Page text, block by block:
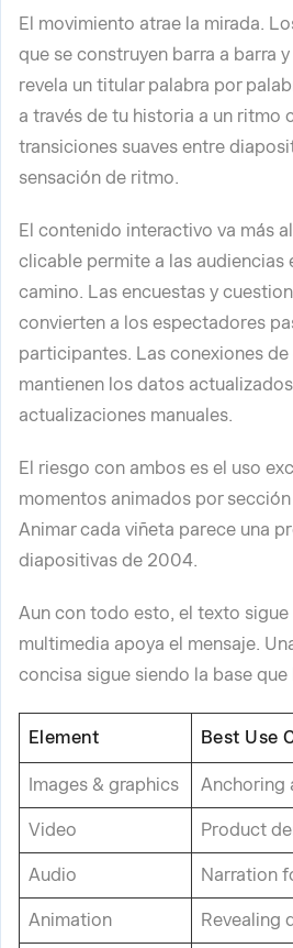
El movimiento atrae la mirada.
que se construyen barra a barra
revela un titular palabra por
a través de tu historia a un ritmo
transiciones suaves entre
sensación de ritmo.
El contenido interactivo va más
clicable permite a las audiencias
camino. Las encuestas y
convierten a los espectadores
participantes. Las conexiones
mantienen los datos
actualizaciones manuales.
El riesgo con ambos es el uso
momentos animados por
Animar cada viñeta parece una
diapositivas de 2004.
Aun con todo esto, el texto
multimedia apoya el mensaje.
concisa sigue siendo la base que
Element Best Use
Images & graphics Anchoring
Video Product
Audio Narration
Animation Revealing